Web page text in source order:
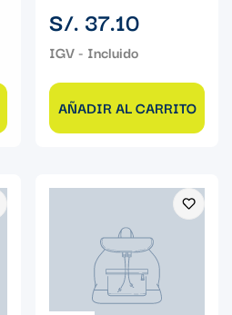
Precio
regular
S/. 37.10
AÑADIR AL CARRITO